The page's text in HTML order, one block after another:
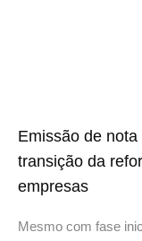
Emissão de
transição da
empresas
Mesmo com fase